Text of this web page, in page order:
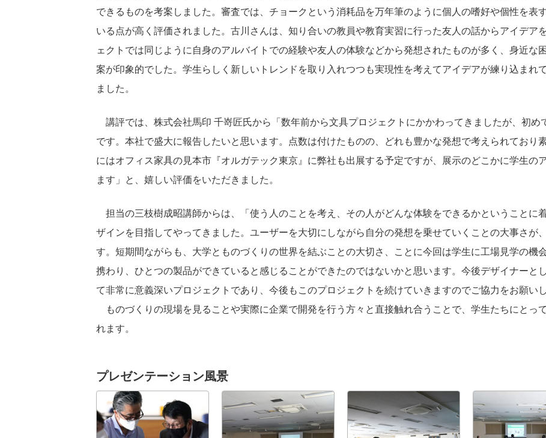
できるものを考案しました。審査では、チョークという消耗品を万年筆のように個人の嗜好や個性を表
いる点が高く評価されました。古川さんは、知り合いの教員や教育実習に行った友人の話からアイデア
ェクトでは同じように自身のアルバイトでの経験や友人の体験などから発想されたものが多く、身近な
案が印象的でした。学生らしく新しいトレンドを取り入れつつも実現性を考えてアイデアが練り込まれ
ました。
講評では、株式会社馬印 千嵜匠氏から「数年前から文具プロジェクトにかかわってきましたが、初め
です。本社で盛大に報告したいと思います。点数は付けたものの、どれも豊かな発想で考えられており
にはオフィス家具の見本市『オルガテック東京』に弊社も出展する予定ですが、展示のどこかに学生の
ます」と、嬉しい評価をいただきました。
担当の三枝樹成昭講師からは、「使う人のことを考え、その人がどんな体験をできるかということに
ザインを目指してやってきました。ユーザーを大切にしながら自分の発想を乗せていくことの大事さが
す。短期間ながらも、大学とものづくりの世界を結ぶことの大切さ、ことに今回は学生に工場見学の機
携わり、ひとつの製品ができていると感じることができたのではないかと思います。今後デザイナーと
て非常に意義深いプロジェクトであり、今後もこのプロジェクトを続けていきますのでご協力をお願い
ものづくりの現場を見ることや実際に企業で開発を行う方々と直接触れ合うことで、学生たちにとっ
れます。
プレゼンテーション風景